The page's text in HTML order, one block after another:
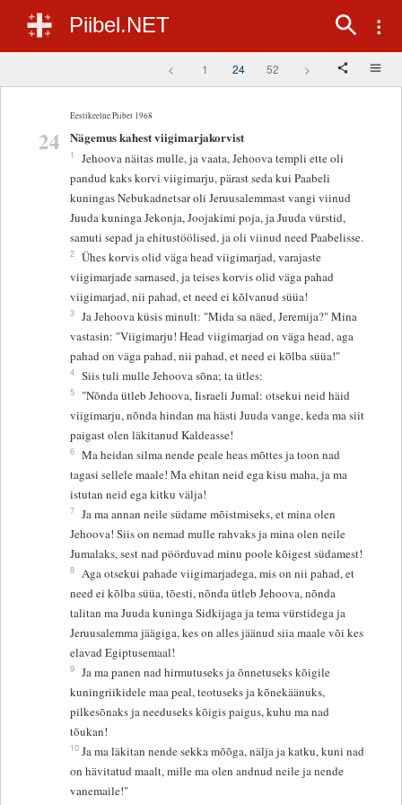
Piibel.NET
< 1 24 52 >
Eestikeelne Piibel 1968
24 Nägemus kahest viigimarjakorvist
1
Jehoova näitas mulle, ja vaata, Jehoova templi ette oli
pandud kaks korvi viigimarju, pärast seda kui Paabeli
kuningas Nebukadnetsar oli Jeruusalemmast vangi viinud
Juuda kuninga Jekonja, Joojakimi poja, ja Juuda vürstid,
samuti sepad ja ehitustöölised, ja oli viinud need Paabelisse.
2 Ühes korvis olid väga head viigimarjad, varajaste
viigimarjade sarnased, ja teises korvis olid väga pahad
viigimarjad, nii pahad, et need ei kõlvanud süüa!
3 Ja Jehoova küsis minult: "Mida sa näed, Jeremija?" Mina
vastasin: "Viigimarju! Head viigimarjad on väga head, aga
pahad on väga pahad, nii pahad, et need ei kõlba süüa!"
4 Siis tuli mulle Jehoova sõna; ta ütles:
5
"Nõnda ütleb Jehoova, Iisraeli Jumal: otsekui neid häid
viigimarju, nõnda hindan ma hästi Juuda vange, keda ma siit
paigast olen läkitanud Kaldeasse!
6 Ma heidan silma nende peale heas mõttes ja toon nad
tagasi sellele maale! Ma ehitan neid ega kisu maha, ja ma
istutan neid ega kitku välja!
7 Ja ma annan neile südame mõistmiseks, et mina olen
Jehoova! Siis on nemad mulle rahvaks ja mina olen neile
Jumalaks, sest nad pöörduvad minu poole kõigest südamest!
8 Aga otsekui pahade viigimarjadega, mis on nii pahad, et
need ei kõlba süüa, tõesti, nõnda ütleb Jehoova, nõnda
talitan ma Juuda kuninga Sidkijaga ja tema vürstidega ja
Jeruusalemma jäägiga, kes on alles jäänud siia maale või kes
elavad Egiptusemaal!
9 Ja ma panen nad hirmutuseks ja õnnetuseks kõigile
kuningriikidele maa peal, teotuseks ja kõnekäänuks,
pilkesõnaks ja needuseks kõigis paigus, kuhu ma nad
tõukan!
10 Ja ma läkitan nende sekka mõõga, nälja ja katku, kuni nad
on hävitatud maalt, mille ma olen andnud neile ja nende
vanemaile!"